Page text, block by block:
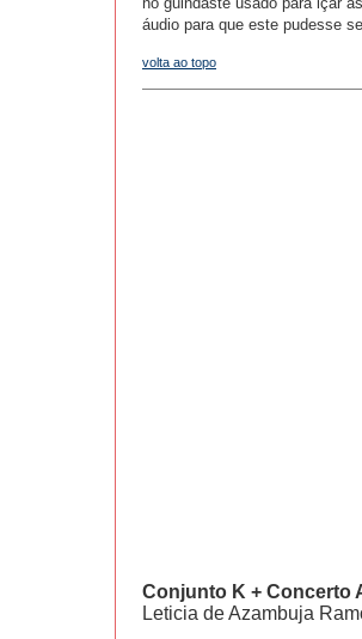
áudio para que este pudesse
volta ao topo
Conjunto K + Concerto
Leticia de Azambuja